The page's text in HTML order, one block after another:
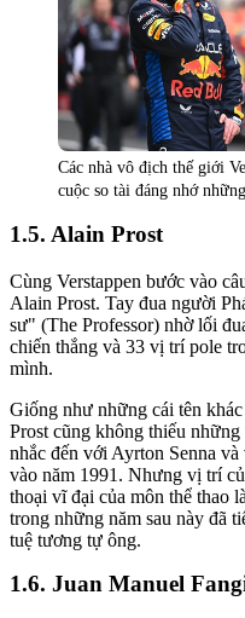
Các nhà vô địch thế giới
cuộc so tài đáng nhớ
Alain Prost
Cùng Verstappen bước vào
Alain Prost. Tay đua người
sư" (The Professor) nhờ lối
chiến thắng và 33 vị trí pole
mình.
Giống như những cái tên
Prost cũng không thiếu
nhắc đến với Ayrton Senna
vào năm 1991. Nhưng vị trí
thoại vĩ đại của môn thể thao
trong những năm sau này đã
tuệ tương tự ông.
Juan Manuel